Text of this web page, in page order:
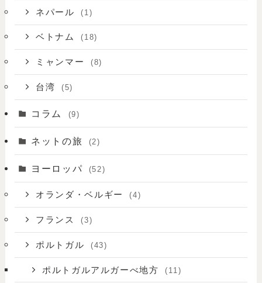
ネパール (1)
ベトナム (18)
ミャンマー (8)
台湾 (5)
コラム (9)
ネットの旅 (2)
ヨーロッパ (52)
オランダ・ベルギー (4)
フランス (3)
ポルトガル (43)
ポルトガルアルガーべ地方 (11)